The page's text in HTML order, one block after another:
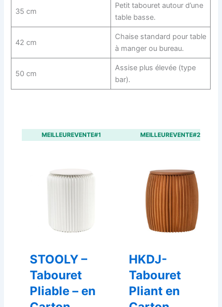
35 cm
Petit tabouret autour d’une
table basse.
42 cm
Chaise standard pour table
à manger ou bureau.
50 cm
Assise plus élevée (type
bar).
MEILLEUREVENTE#1
STOOLY –
Tabouret
Pliable – en
MEILLEUREVENTE#2
HKDJ-
Tabouret
Pliant en